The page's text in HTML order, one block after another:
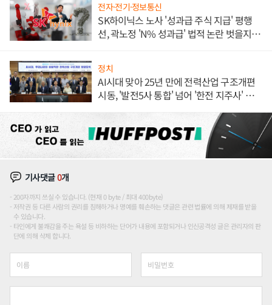
전자·전기·정보통신
SK하이닉스 노사 '성과급 주식 지급' 평행
선, 곽노정 'N% 성과급' 법적 논란 벗을지 주
정치
AI시대 맞아 25년 만에 전력산업 구조개편
시동, '발전5사 통합' 넘어 '한전 지주사' 재편
기사댓글0개
200자까지 쓰실 수 있습니다. (현재 0 byte / 최대 400byte)
저작권 등 다른 사람의 권리를 침해하거나 명예를 훼손하는 댓글은 관련 법률에 의해 제재를 받을
수 있습니다.
타인에게 불쾌감을 주는 욕설 등 비하하는 단어가 내용에 포함되거나 인신공격성 글은 관리자의 판
단에 의해 삭제 합니다.